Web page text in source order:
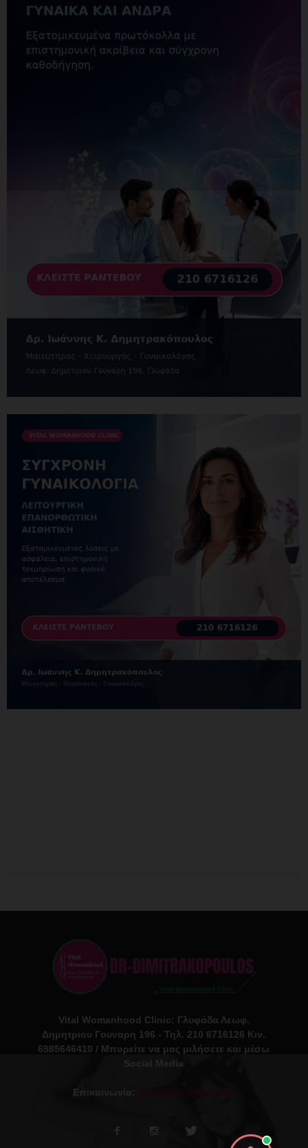
Vital Womanhood Clinic: Γλυφάδα Λεωφ.
Δημητριου Γουναρη 196 - Τηλ. 210 6716126 Κιν.
6985646410 / Μπορείτε να μας μιλήσετε και μέσω
Social Media
Επικοινωνία: ikdmd@hotmail.com